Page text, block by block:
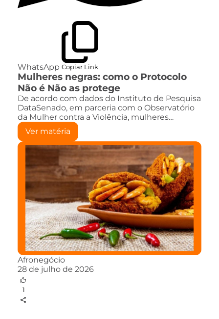
WhatsApp Copiar Link
Mulheres negras: como o Protocolo
Não é Não as protege
De acordo com dados do Instituto de Pesquisa
DataSenado, em parceria com o Observatório
da Mulher contra a Violência, mulheres…
Ver matéria
Afronegócio
28 de julho de 2026
1